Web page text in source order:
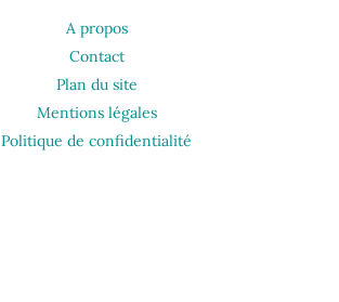
A propos
Contact
Plan du site
Mentions légales
Politique de confidentialité